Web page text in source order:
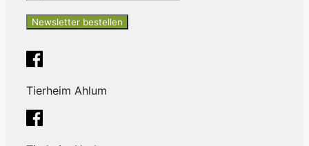
the
shown
the
CAPTCHA
to
Tierheim Ahlum